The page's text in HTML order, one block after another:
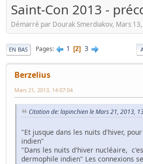
Saint-Con 2013 -
Démarré par Dourak Smerdiakov, Mars
EN BAS Pages 1 2 3
Berzelius
Mars 21, 2013, 14:07:04
Citation de: lapinchien le Mars 21, 2013,
"Et jusque dans les nuits d'hiver,
indien"
"Dans les nuits d'hiver nucléaire,
dermophile indien" Les connexions